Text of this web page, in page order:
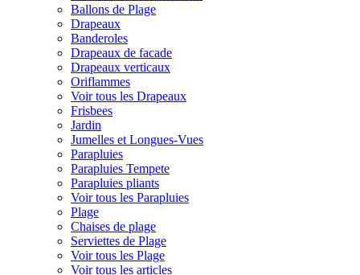
Ballons de Plage
Drapeaux
Banderoles
Drapeaux de facade
Drapeaux verticaux
Oriflammes
Voir tous les Drapeaux
Frisbees
Jardin
Jumelles et Longues-Vues
Parapluies
Parapluies Tempete
Parapluies pliants
Voir tous les Parapluies
Plage
Chaises de plage
Serviettes de Plage
Voir tous les Plage
Voir tous les articles